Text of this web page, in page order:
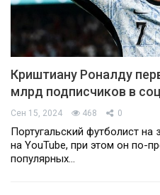
Криштиану Роналду
млрд подписчиков в
Сен 15, 2024 468 0
Португальский футболист
на YouTube, при этом он по-
популярных…